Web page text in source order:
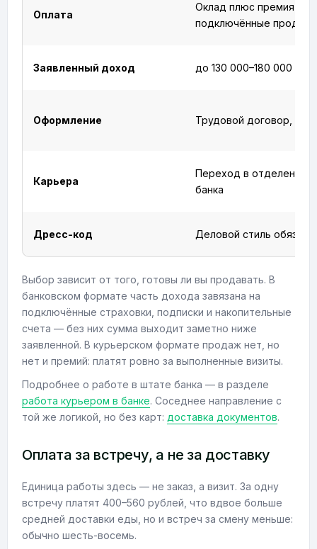
Оплата
Оклад плюс премия за
подключённые
Заявленный доход до 130 000–180 000 ₽
Оформление Трудовой договор,
Карьера
Переход в отделение
банка
Дресс-код Деловой стиль
Выбор зависит от того, готовы ли вы продавать. В
банковском формате часть дохода завязана на
подключённые страховки, подписки и накопительные
счета — без них сумма выходит заметно ниже
заявленной. В курьерском формате продаж нет, но
нет и премий: платят ровно за выполненные визиты.
Подробнее о работе в штате банка — в разделе
работа курьером в банке. Соседнее направление с
той же логикой, но без карт: доставка документов.
Оплата за встречу, а не за доставку
Единица работы здесь — не заказ, а визит. За одну
встречу платят 400–560 рублей, что вдвое больше
средней доставки еды, но и встреч за смену меньше:
обычно шесть-восемь.